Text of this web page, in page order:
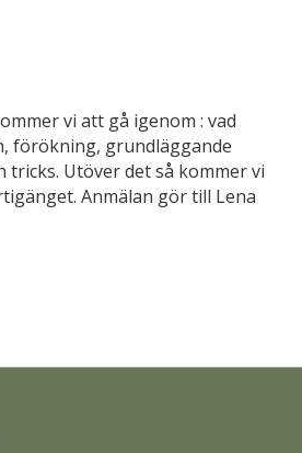
vi att gå igenom : vad
förökning, grundläggande
Utöver det så kommer vi
Anmälan gör till Lena